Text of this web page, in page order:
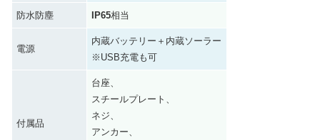
防水防塵 IP65相当
電源
内蔵バッテリー＋内蔵ソーラー
※USB充電も可
付属品
台座、
スチールプレート、
ネジ、
アンカー、